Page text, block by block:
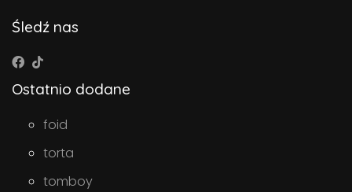
Śledź nas
Ostatnio dodane
foid
torta
tomboy